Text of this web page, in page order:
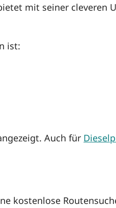
mit seiner cleveren
ist:
Auch für
kostenlose